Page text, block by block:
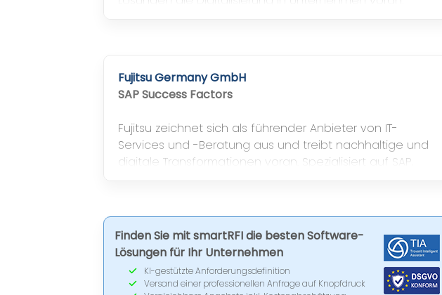
Fujitsu Germany GmbH
SAP Success Factors
Fujitsu zeichnet sich als führender Anbieter von IT-
Services und -Beratung aus und treibt nachhaltige und
digitale Transformationen voran. Spezialisiert auf SAP,
Finden Sie mit smartRFI die besten Software-
Lösungen für Ihr Unternehmen
KI-gestützte Anforderungsdefinition
Versand einer professionellen Anfrage auf Knopfdruck